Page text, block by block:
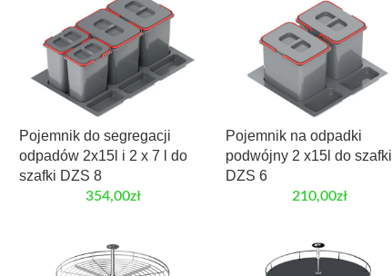
Pojemnik do segregacji
odpadów 2x15l i 2 x 7 l do
szafki DZS 8
354,00zł
Pojemnik na odpadki
podwójny 2 x15l do szafki
DZS 6
210,00zł